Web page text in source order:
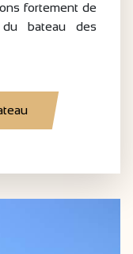
fortement de
bateau des